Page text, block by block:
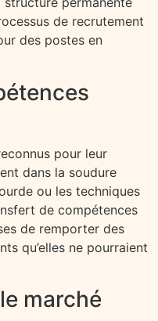
de recrutement
des postes en
pour leur
dans la soudure
ou les techniques
de compétences
de remporter des
qu’elles ne pourraient
marché